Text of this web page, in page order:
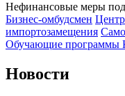
Нефинансовые меры
Бизнес-омбудсмен
импортозамещения
Обучающие
Новости